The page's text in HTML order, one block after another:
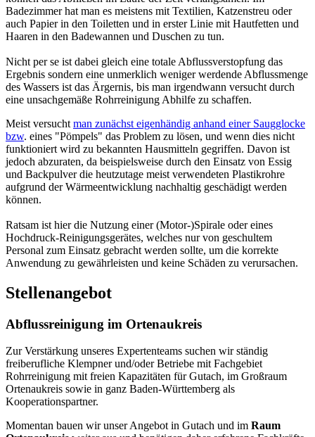
Zur Verstärkung unseres Expertenteams suchen wir ständig
freiberufliche Klempner und/oder Betriebe mit Fachgebiet
Rohrreinigung mit freien Kapazitäten für Gutach, im Großraum
Kooperationspartner.
Momentan bauen wir unser Angebot in Gutach und imRaum
Ortenaukreisweiter aus und benötigen daher erfahrene Fachkräfte,
Wir bieten Ihnen gute Verdienstmöglichkeiten für den Fall, dass Sie
selbstständig sind und bleiben wollen.
Ihr Aufgabengebiet umfasst dabei die Durchführung von uns an Sie
übermittelter Aufträge bei den Kunden. Sie werden auf Wunsch und
entsprechender Anfrage in einem Umkreis bis ca. 50 km von Gutach
im Kundendienst eingesetzt. Außerdem sind Bereitschaftszeiten im
erforderlich.
Voraussetzungen:
Eigener PKW und Führerschein
Deutsche Sprache in Wort und Schrift
rufen Sie uns schnellstmöglich über unsere Telefonnummer
8083 7623 301an oder wenden Sich einfach per Mail an
info@rohrreinigung-vorort.de. Wir melden uns dann zeitnah bei
Ihnen.